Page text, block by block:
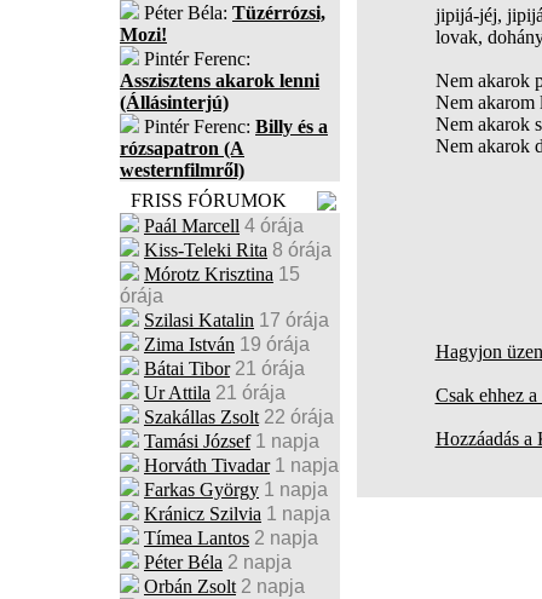
Péter Béla: Tüzérrózsi,
Mozi!
Pintér Ferenc:
Asszisztens akarok lenni
(Állásinterjú)
Pintér Ferenc: Billy és a
rózsapatron (A
westernfilmről)
FRISS FÓRUMOK
Paál Marcell 4 órája
Kiss-Teleki Rita 8 órája
Mórotz Krisztina 15
órája
Szilasi Katalin 17 órája
Zima István 19 órája
Bátai Tibor 21 órája
Ur Attila 21 órája
Szakállas Zsolt 22 órája
Tamási József 1 napja
Horváth Tivadar 1 napja
Farkas György 1 napja
Kránicz Szilvia 1 napja
Tímea Lantos 2 napja
Péter Béla 2 napja
Orbán Zsolt 2 napja
jipijá-jéj,
lovak,
Nem akarok
Nem akarom
Nem akarok
Nem akarok
Hagyjon
Csak ehhez
Hozzáadás